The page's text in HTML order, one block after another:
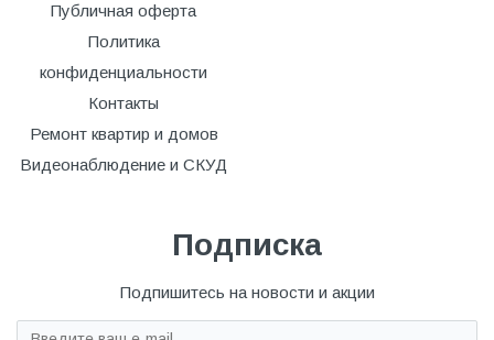
Публичная оферта
Политика
конфиденциальности
Контакты
Ремонт квартир и домов
Видеонаблюдение и СКУД
Подписка
Подпишитесь на новости и акции